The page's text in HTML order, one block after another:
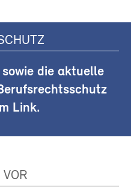
die aktuelle
Link.